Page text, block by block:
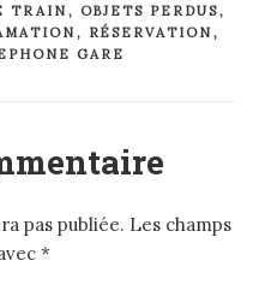
TRAIN , OBJETS PERDUS,
, RÉSERVATION ,
GARE
pas publiée. Les champs
*